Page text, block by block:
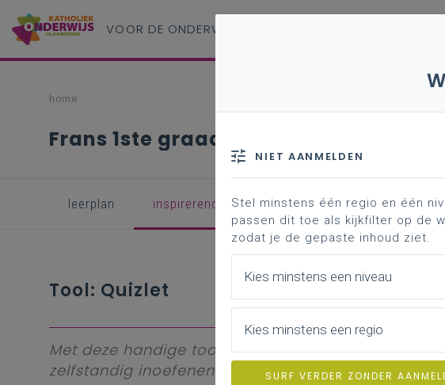
VOOR DE ONDERWIJS
home
Frans 1ste graad B-stroom
leerplan inspirerend materiaal achtergrond
Tool: Quizlet
Met deze handige tool kun je woordenschat en
zelfstandig inoefenen.
NIET AANMELDEN
Stel minstens één regio en één
passen dit toe als kijkfilter op de
zodat je de gepaste inhoud ziet.
Kies minstens een niveau
Kies minstens een regio
SURF VERDER ZONDER